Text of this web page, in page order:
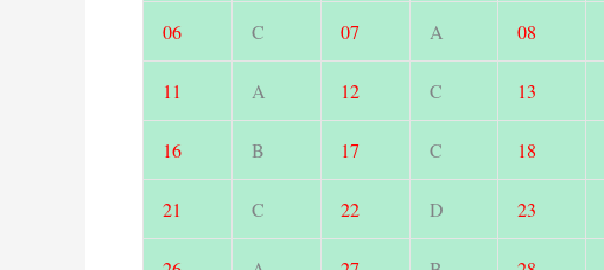
06 C 07 A 08
11 A 12 C 13
16 B 17 C 18
21 C 22 D 23